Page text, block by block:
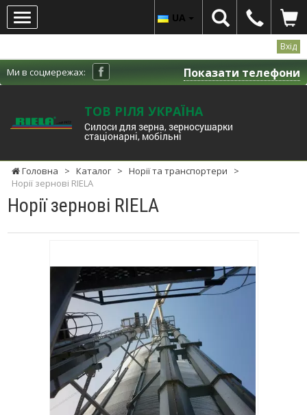
Вхід
Ми в соцмережах: Показати телефони
ТОВ РІЛЯ УКРАЇНА
Cилоси для зерна, зерносушарки
стаціонарні, мобільні
UA
Головна > Каталог > Норії та транспортери
>
Норії зернові RIELA
Норії зернові RIELA